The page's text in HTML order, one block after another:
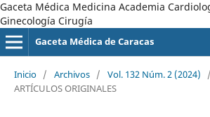
Gaceta Médica Medicina Academia
Ginecología Cirugía
Gaceta Médica de Caracas
Inicio / Archivos / Vol. 132 Núm. 2 (2024)
/
ARTÍCULOS ORIGINALES